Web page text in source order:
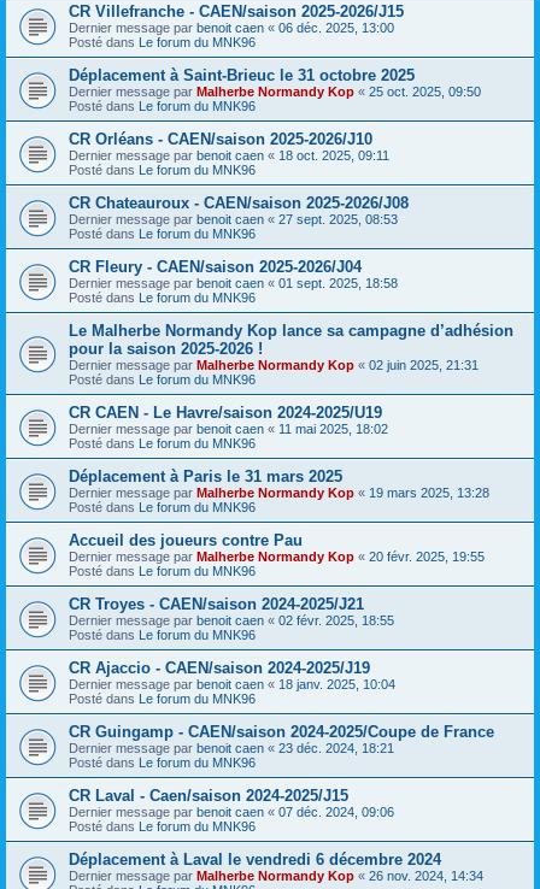
CR Villefranche - CAEN/saison 2025-2026/J15
Dernier message par benoit caen « 06 déc. 2025, 13:00
Posté dans Le forum du MNK96
Déplacement à Saint-Brieuc le 31 octobre 2025
Dernier message par Malherbe Normandy Kop « 25 oct. 2025, 09:50
Posté dans Le forum du MNK96
CR Orléans - CAEN/saison 2025-2026/J10
Dernier message par benoit caen « 18 oct. 2025, 09:11
Posté dans Le forum du MNK96
CR Chateauroux - CAEN/saison 2025-2026/J08
Dernier message par benoit caen « 27 sept. 2025, 08:53
Posté dans Le forum du MNK96
CR Fleury - CAEN/saison 2025-2026/J04
Dernier message par benoit caen « 01 sept. 2025, 18:58
Posté dans Le forum du MNK96
Le Malherbe Normandy Kop lance sa campagne d’adhésion
pour la saison 2025-2026 !
Dernier message par Malherbe Normandy Kop « 02 juin 2025, 21:31
Posté dans Le forum du MNK96
CR CAEN - Le Havre/saison 2024-2025/U19
Dernier message par benoit caen « 11 mai 2025, 18:02
Posté dans Le forum du MNK96
Déplacement à Paris le 31 mars 2025
Dernier message par Malherbe Normandy Kop « 19 mars 2025, 13:28
Posté dans Le forum du MNK96
Accueil des joueurs contre Pau
Dernier message par Malherbe Normandy Kop « 20 févr. 2025, 19:55
Posté dans Le forum du MNK96
CR Troyes - CAEN/saison 2024-2025/J21
Dernier message par benoit caen « 02 févr. 2025, 18:55
Posté dans Le forum du MNK96
CR Ajaccio - CAEN/saison 2024-2025/J19
Dernier message par benoit caen « 18 janv. 2025, 10:04
Posté dans Le forum du MNK96
CR Guingamp - CAEN/saison 2024-2025/Coupe de France
Dernier message par benoit caen « 23 déc. 2024, 18:21
Posté dans Le forum du MNK96
CR Laval - Caen/saison 2024-2025/J15
Dernier message par benoit caen « 07 déc. 2024, 09:06
Posté dans Le forum du MNK96
Déplacement à Laval le vendredi 6 décembre 2024
Dernier message par Malherbe Normandy Kop « 26 nov. 2024, 14:34